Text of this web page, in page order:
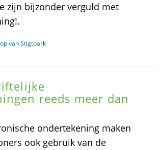
zijn bijzonder verguld met
van Stigtpark
reeds meer dan
ondertekening maken
ook gebruik van de